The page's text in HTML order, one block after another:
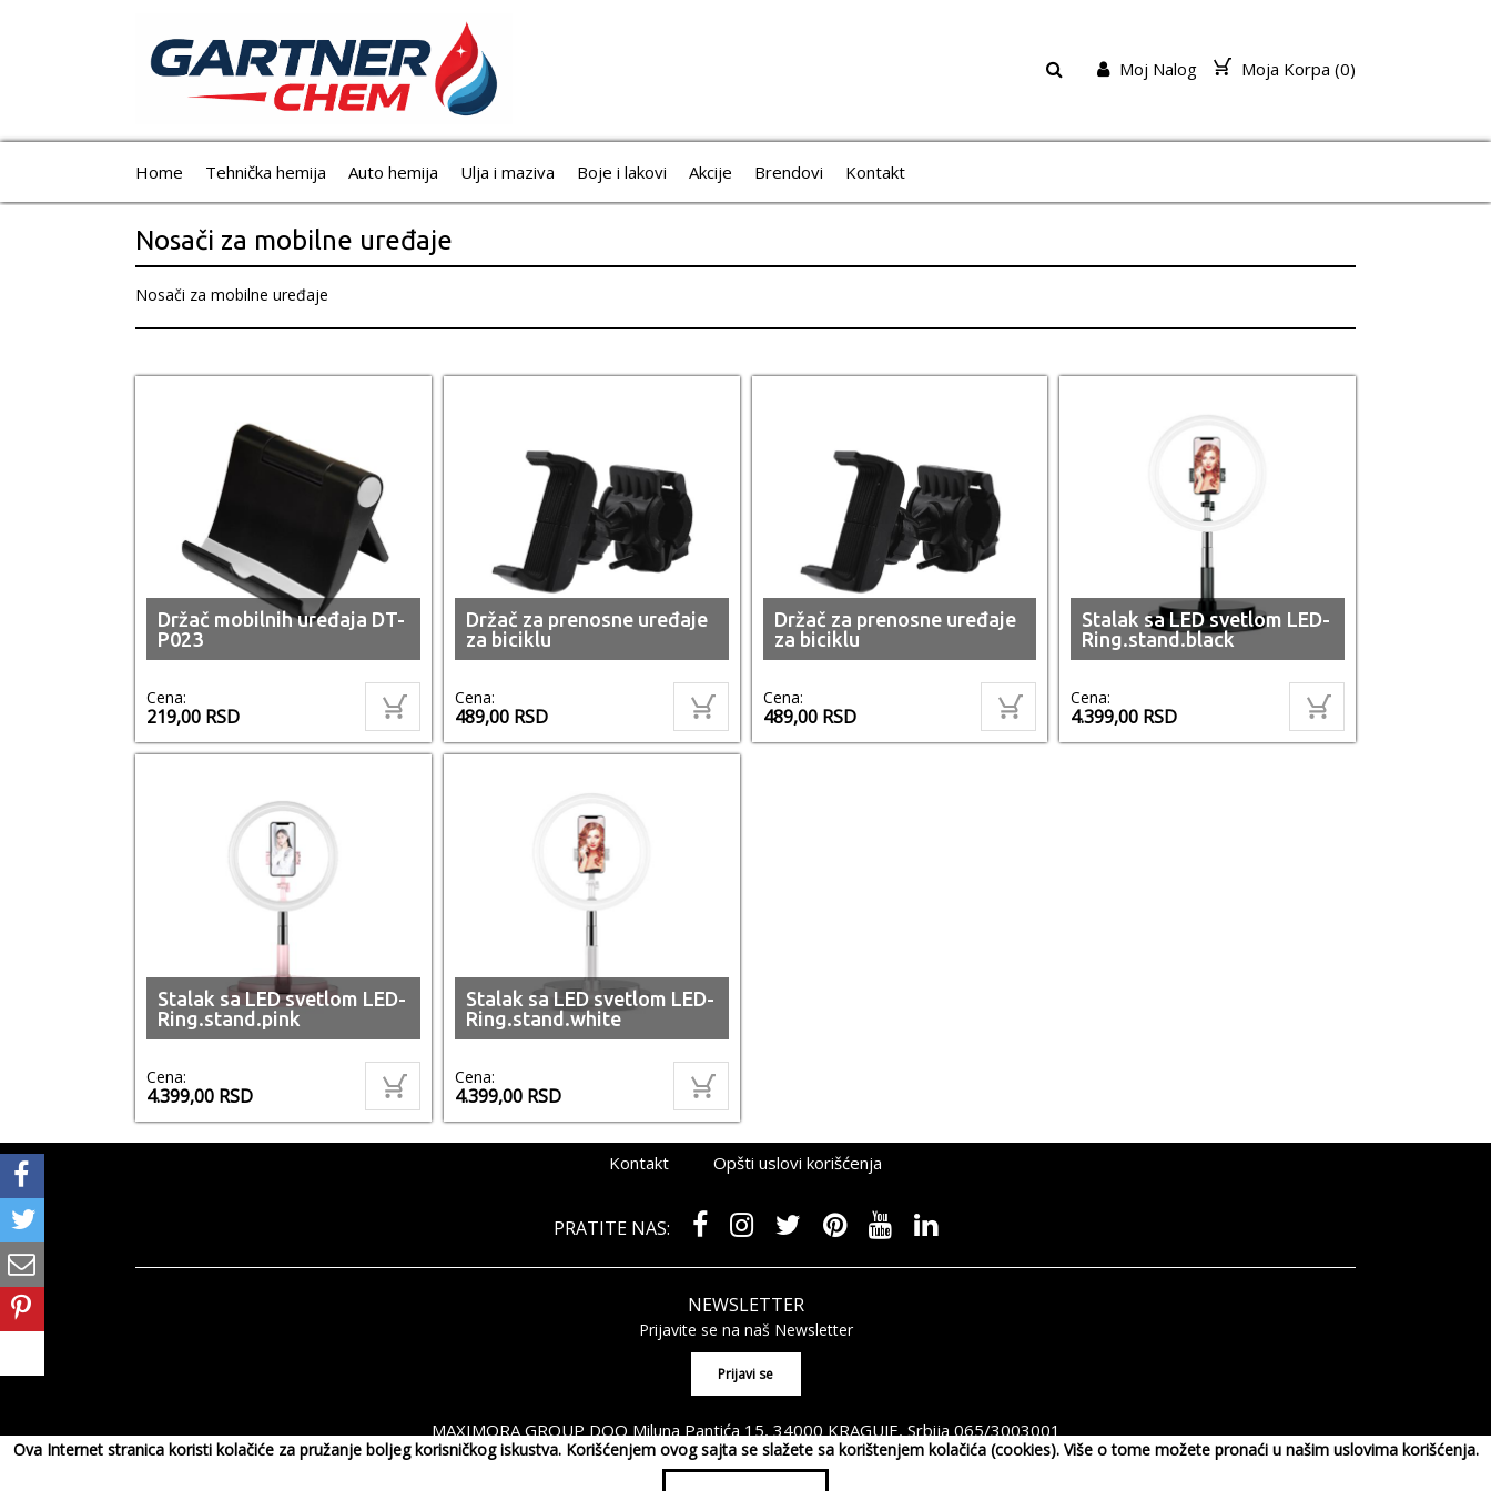
Ova Internet stranica koristi kolačiće za pružanje boljeg korisničkog iskustva. Korišćenjem ovog sajta se slažete sa korištenjem kolačića (cookies). Više o tome možete pronaći u našim uslovima korišćenja.
Moja Korpa (0)
Moj Nalog
Home Tehnička hemija Auto hemija Ulja i maziva Boje i lakovi Akcije Brendovi Kontakt
Nosači za mobilne uređaje
Nosači za mobilne uređaje
Držač mobilnih uređaja DT-
P023
Cena:
219,00 RSD
Držač za prenosne uređaje
za biciklu
Cena:
489,00 RSD
Držač za prenosne uređaje
za biciklu
Cena:
489,00 RSD
Stalak sa LED svetlom LED-
Ring.stand.black
Cena:
4.399,00 RSD
Stalak sa LED svetlom LED-
Ring.stand.pink
Cena:
4.399,00 RSD
Stalak sa LED svetlom LED-
Ring.stand.white
Cena:
4.399,00 RSD
Kontakt Opšti uslovi korišćenja
PRATITE NAS:
NEWSLETTER
Prijavite se na naš Newsletter
MAXIMORA GROUP DOO Miluna Pantića 15, 34000 KRAGUJE, Srbija065/3003001
Copyright 2026 MAXIMORA GROUP DOO Sva prava su zadržana. Powered by